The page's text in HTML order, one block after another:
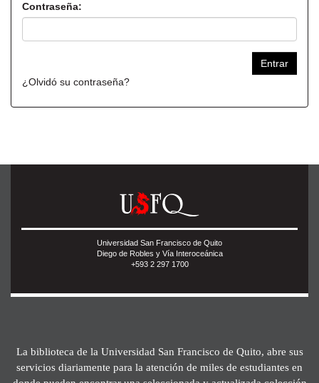
Contraseña:
¿Olvidó su contraseña?
Universidad San Francisco de Quito
Diego de Robles y Vía Interoceánica
+593 2 297 1700
La biblioteca de la Universidad San Francisco de Quito, abre sus
servicios diariamente para la atención de miles de estudiantes en